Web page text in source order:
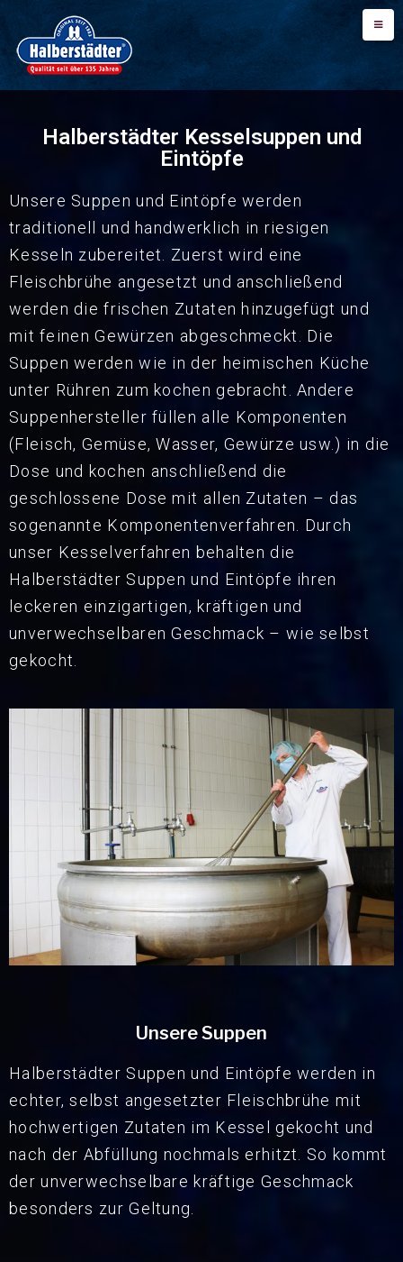
Halberstädter Kesselsuppen und
Eintöpfe
Unsere Suppen und Eintöpfe werden
traditionell und handwerklich in riesigen
Kesseln zubereitet. Zuerst wird eine
Fleischbrühe angesetzt und anschließend
werden die frischen Zutaten hinzugefügt und
mit feinen Gewürzen abgeschmeckt. Die
Suppen werden wie in der heimischen Küche
unter Rühren zum kochen gebracht. Andere
Suppenhersteller füllen alle Komponenten
(Fleisch, Gemüse, Wasser, Gewürze usw.) in die
Dose und kochen anschließend die
geschlossene Dose mit allen Zutaten – das
sogenannte Komponentenverfahren. Durch
unser Kesselverfahren behalten die
Halberstädter Suppen und Eintöpfe ihren
leckeren einzigartigen, kräftigen und
unverwechselbaren Geschmack – wie selbst
gekocht.
Unsere Suppen
Halberstädter Suppen und Eintöpfe werden in
echter, selbst angesetzter Fleischbrühe mit
hochwertigen Zutaten im Kessel gekocht und
nach der Abfüllung nochmals erhitzt. So kommt
der unverwechselbare kräftige Geschmack
besonders zur Geltung.